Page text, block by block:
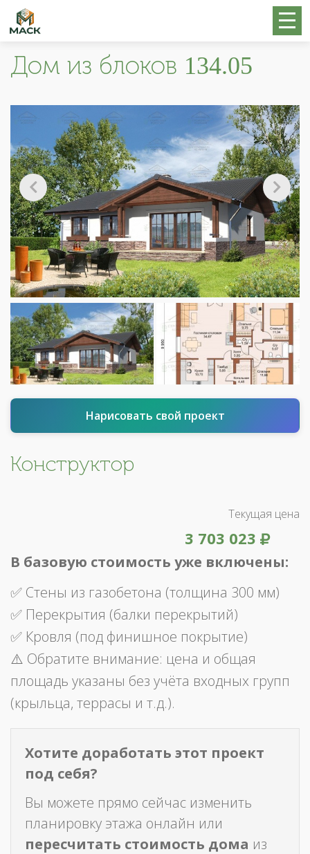
Дом из блоков 134.05
Нарисовать свой проект
Конструктор
Текущая цена
3 703 023
В базовую стоимость уже включены:
✅ Стены из газобетона (толщина 300 мм)
✅ Перекрытия (балки перекрытий)
✅ Кровля (под финишное покрытие)
⚠️ Обратите внимание: цена и общая
площадь указаны без учёта входных групп
(крыльца, террасы и т.д.).
Хотите доработать этот проект
под себя?
Вы можете прямо сейчас изменить
планировку этажа онлайн или
пересчитать стоимость дома из